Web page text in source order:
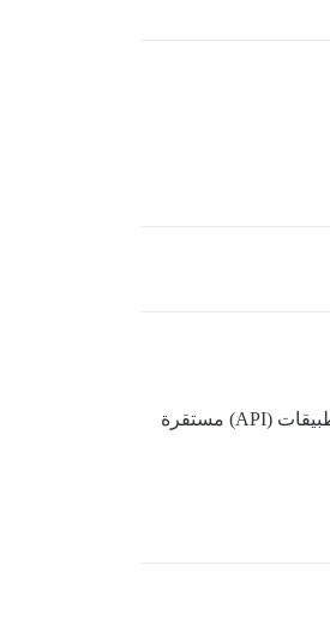
لا، لأن تحديثات Discourse ستؤدي إلى تعطل مواقع الأشخاص عند التحديث، ما لم يتم تحديث الإضافات باستمرار أيضًا، نظرًا لعدم وجود واجهة برمجة تطبيقات (API) مستقرة